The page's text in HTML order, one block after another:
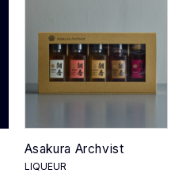
Asakura Archvist
LIQUEUR